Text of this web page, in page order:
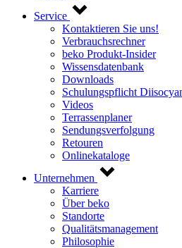
Service
Kontaktieren Sie uns!
Verbrauchsrechner
beko Produkt-Insider
Wissensdatenbank
Downloads
Schulungspflicht
Videos
Terrassenplaner
Sendungsverfolgung
Retouren
Onlinekataloge
Unternehmen
Karriere
Über beko
Standorte
Qualitätsmanagement
Philosophie